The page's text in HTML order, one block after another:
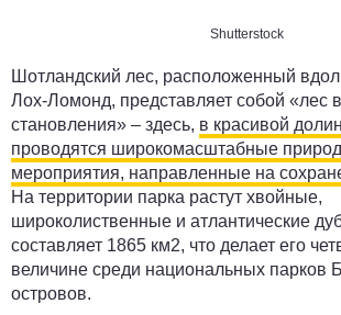
Shutterstock
Шотландский лес, расположенный
Лох-Ломонд, представляет собой «лес
становления» – здесь, в красивой
проводятся широкомасштабные
мероприятия, направленные на
На территории парка растут хвойные,
широколиственные и атлантические
составляет 1865 км2, что делает его
величине среди национальных парков
островов.